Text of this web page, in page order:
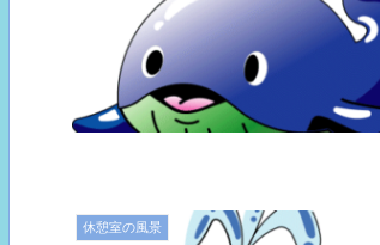
休憩室の風景